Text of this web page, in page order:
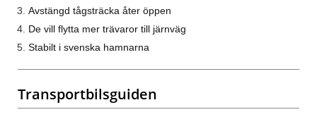
Avstängd tågsträcka åter öppen
De vill flytta mer trävaror till järnväg
Stabilt i svenska hamnarna
Transportbilsguiden